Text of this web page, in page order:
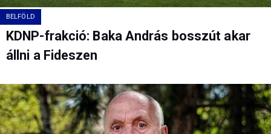
BELFÖLD
KDNP-frakció: Baka András bosszút akar
állni a Fideszen